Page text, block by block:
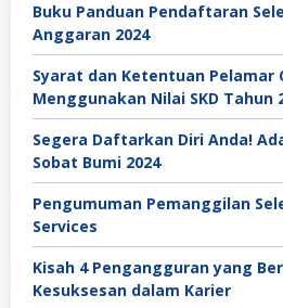
Buku Panduan Pendaftaran
Anggaran 2024
Syarat dan Ketentuan Pelamar
Menggunakan Nilai SKD Tahun
Segera Daftarkan Diri Anda!
Sobat Bumi 2024
Pengumuman Pemanggilan
Services
Kisah 4 Pengangguran yang
Kesuksesan dalam Karier